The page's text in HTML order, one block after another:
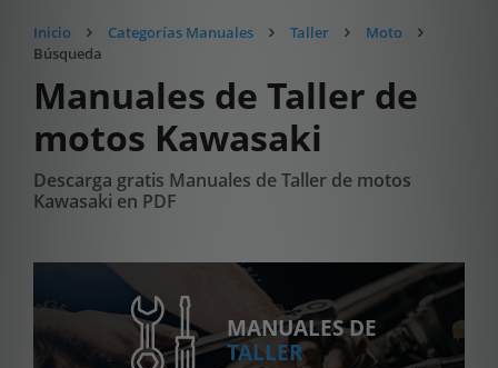
Inicio Categorías Manuales Taller
Moto
Búsqueda
Manuales de Taller de
motos Kawasaki
Descarga gratis Manuales de Taller de motos
Kawasaki en PDF
MANUALES DE
TALLER